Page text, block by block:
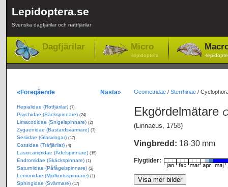
Lepidoptera.se
Svenska dagfjärilar och nattfjärilar
Dagfjärilar Micro
-lepidoptera -
Geometridae/ Sterrhinae/
Ekgördelmätare
(Linnaeus, 1758)
Vingbredd: 18-30 mm
Flygtider:
«Föregående Nästa»
Hepialidae (Rotfjärilar) (7)
Psychidae (Säckspinnare) (24)
Limacodidae (Snigelspinnare) (2)
Zygaenidae (Bastardsvärmare) (7)
Sesiidae (Glasvingar) (17)
Cossidae (Träfjärilar) (4)
Lasiocampidae (Ädelspinnare) (15)
Endromidae (Skäckspinnare) (1)
Saturniidae (Påfågelspinnare) (2)
Lemonidae (Mjölkörtsspinnare) (1)
Sphingidae (Svärmare) (17)